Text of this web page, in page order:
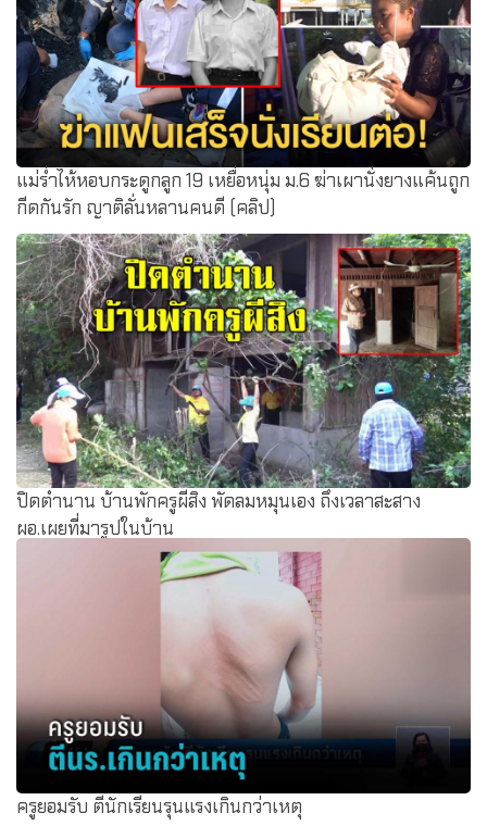
แม่ร่ำไห้หอบกระดูกลูก 19 เหยื่อหนุ่ม ม.6 ฆ่าเผานั่งยางแค้นถูก
กีดกันรัก ญาติลั่นหลานคนดี (คลิป)
ปิดตำนาน บ้านพักครูผีสิง พัดลมหมุนเอง ถึงเวลาสะสาง
ผอ.เผยที่มารูปในบ้าน
ครูยอมรับ ตีนักเรียนรุนแรงเกินกว่าเหตุ